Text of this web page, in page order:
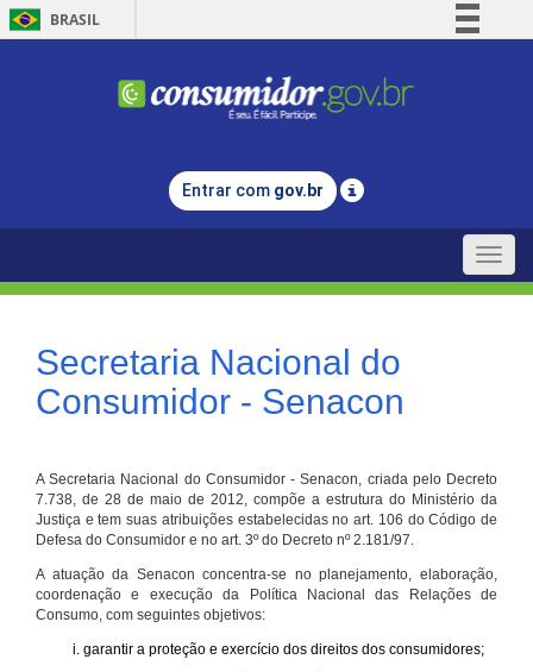
BRASIL
Comunica BR
Legislação
Entrar com gov.br
Toggle
Secretaria Nacional do
Consumidor - Senacon
A Secretaria Nacional do Consumidor - Senacon, criada pelo Decreto
7.738, de 28 de maio de 2012, compõe a estrutura do Ministério da
Justiça e tem suas atribuições estabelecidas no art. 106 do Código de
Defesa do Consumidor e no art. 3º do Decreto nº 2.181/97.
A atuação da Senacon concentra-se no planejamento, elaboração,
coordenação e execução da Política Nacional das Relações de
Consumo, com seguintes objetivos:
garantir a proteção e exercício dos direitos dos consumidores;